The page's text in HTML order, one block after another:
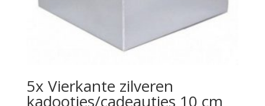
5x Vierkante zilveren
kadootjes/cadeautjes 10 cm